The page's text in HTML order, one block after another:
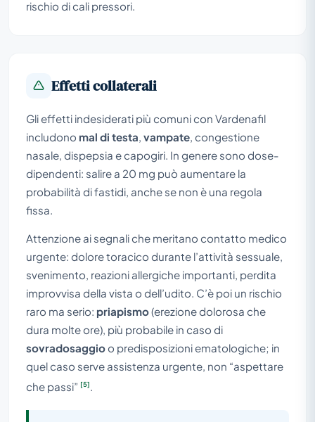
rischio di cali pressori.
Effetti collaterali
Gli effetti indesiderati più comuni con Vardenafil
includono mal di testa vampate , congestione
nasale, dispepsia e capogiri. In genere sono dose-
dipendenti: salire a 20 mg può aumentare la
probabilità di fastidi, anche se non è una regola
fissa.
Attenzione ai segnali che meritano contatto medico
urgente: dolore toracico durante l’attività sessuale,
svenimento, reazioni allergiche importanti, perdita
improvvisa della vista o dell’udito. C’è poi un rischio
raro ma serio: priapismo(erezione dolorosa che
dura molte ore), più probabile in caso di
sovradosaggio o predisposizioni ematologiche; in
quel caso serve assistenza urgente, non “aspettare
che passi” [5].